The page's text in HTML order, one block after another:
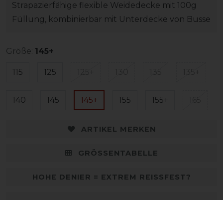
Strapazierfähige flexible Weidedecke mit 100g
Füllung, kombinierbar mit Unterdecke von Busse
Größe: 145+
115 125
140 145 145+ 155 155+
ARTIKEL MERKEN
GRÖSSENTABELLE
HOHE DENIER = EXTREM REISSFEST?